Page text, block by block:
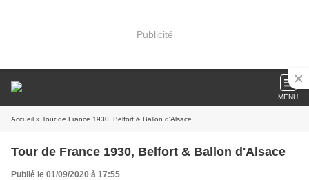
Publicité
MENU
Accueil » Tour de France 1930, Belfort & Ballon d'Alsace
Tour de France 1930, Belfort & Ballon d'Alsace
Publié le 01/09/2020 à 17:55